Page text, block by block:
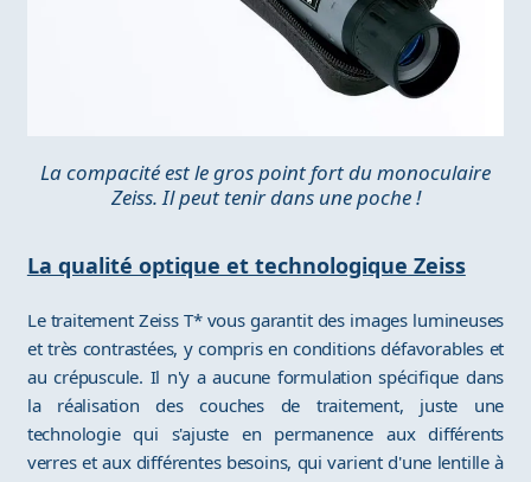
La compacité est le gros point fort du monoculaire
Zeiss. Il peut tenir dans une poche !
La qualité optique et technologique Zeiss
Le traitement Zeiss T* vous garantit des images lumineuses
et très contrastées, y compris en conditions défavorables et
au crépuscule. Il n'y a aucune formulation spécifique dans
la réalisation des couches de traitement, juste une
technologie qui s'ajuste en permanence aux différents
verres et aux différentes besoins, qui varient d'une lentille à